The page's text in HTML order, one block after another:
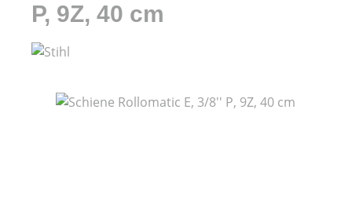
P, 9Z, 40 cm
Bildergalerie überspringen